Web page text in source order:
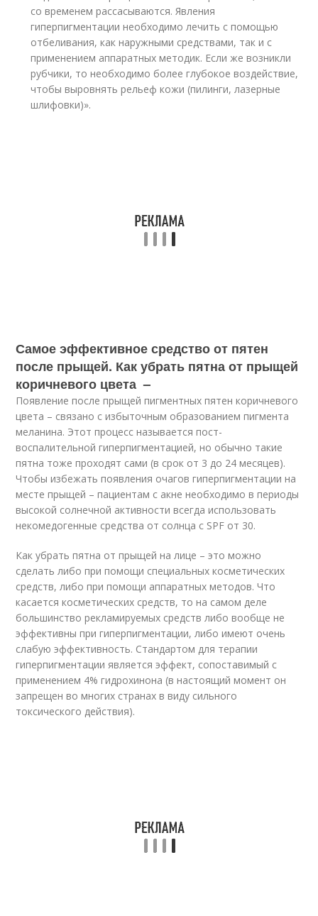
со временем рассасываются. Явления
гиперпигментации необходимо лечить с помощью
отбеливания, как наружными средствами, так и с
применением аппаратных методик. Если же возникли
рубчики, то необходимо более глубокое воздействие,
чтобы выровнять рельеф кожи (пилинги, лазерные
шлифовки)».
Самое эффективное средство от пятен
после прыщей. Как убрать пятна от прыщей
коричневого цвета –
Появление после прыщей пигментных пятен коричневого
цвета – связано с избыточным образованием пигмента
меланина. Этот процесс называется пост-
воспалительной гиперпигментацией, но обычно такие
пятна тоже проходят сами (в срок от 3 до 24 месяцев).
Чтобы избежать появления очагов гиперпигментации на
месте прыщей – пациентам с акне необходимо в периоды
высокой солнечной активности всегда использовать
некомедогенные средства от солнца с SPF от 30.
Как убрать пятна от прыщей на лице – это можно
сделать либо при помощи специальных косметических
средств, либо при помощи аппаратных методов. Что
касается косметических средств, то на самом деле
большинство рекламируемых средств либо вообще не
эффективны при гиперпигментации, либо имеют очень
слабую эффективность. Стандартом для терапии
гиперпигментации является эффект, сопоставимый с
применением 4% гидрохинона (в настоящий момент он
запрещен во многих странах в виду сильного
токсического действия).